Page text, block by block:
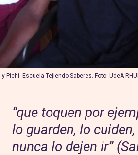
Pichi. Escuela Tejiendo Saberes. Foto: UdeA-
“que toquen por
lo guarden, lo
nunca lo dejen ir”